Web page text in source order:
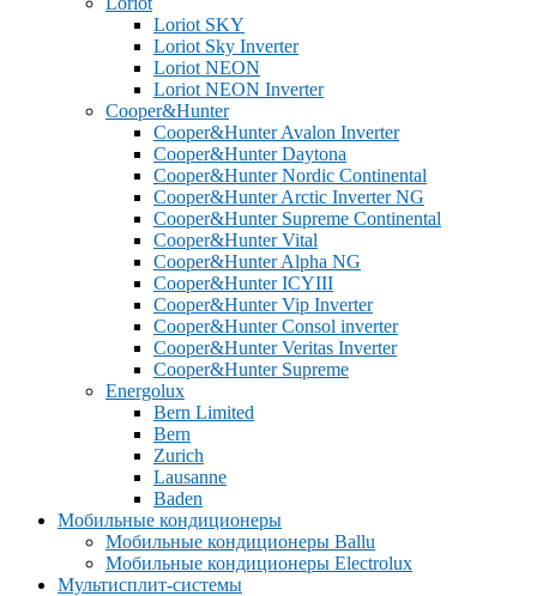
Loriot SKY
Loriot Sky Inverter
Loriot NEON
Loriot NEON Inverter
Cooper&Hunter
Cooper&Hunter Avalon Inverter
Cooper&Hunter Daytona
Cooper&Hunter Nordic Continental
Cooper&Hunter Arctic Inverter NG
Cooper&Hunter Supreme Continental
Cooper&Hunter Vital
Cooper&Hunter Alpha NG
Cooper&Hunter ICYIII
Cooper&Hunter Vip Inverter
Cooper&Hunter Consol inverter
Cooper&Hunter Veritas Inverter
Cooper&Hunter Supreme
Energolux
Bern Limited
Bern
Zurich
Lausanne
Baden
Мобильные кондиционеры
Мобильные кондиционеры Ballu
Мобильные кондиционеры Electrolux
Мультисплит-системы